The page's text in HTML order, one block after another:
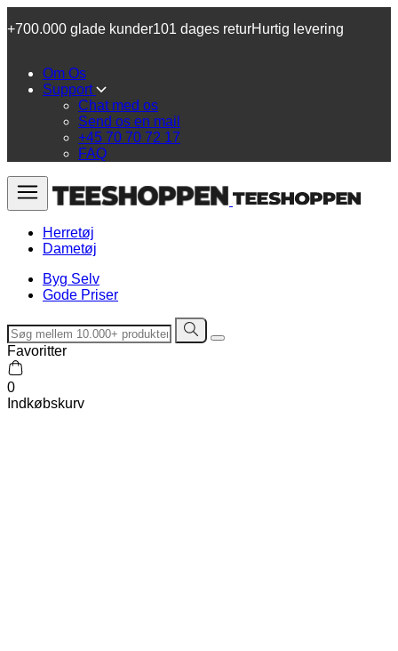
+700.000 glade kunder101 dages returHurtig levering
Om Os
Support
Chat med os
Send os en mail
+45 70 70 72 17
FAQ
Herretøj
Dametøj
Byg Selv
Gode Priser
Favoritter
0
Indkøbskurv